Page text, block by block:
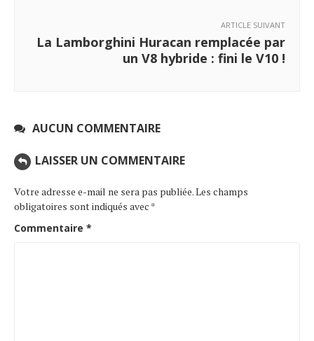
ARTICLE SUIVANT
La Lamborghini Huracan remplacée par
un V8 hybride : fini le V10 !
AUCUN COMMENTAIRE
LAISSER UN COMMENTAIRE
Votre adresse e-mail ne sera pas publiée.Les champs
obligatoires sont indiqués avec *
Commentaire *